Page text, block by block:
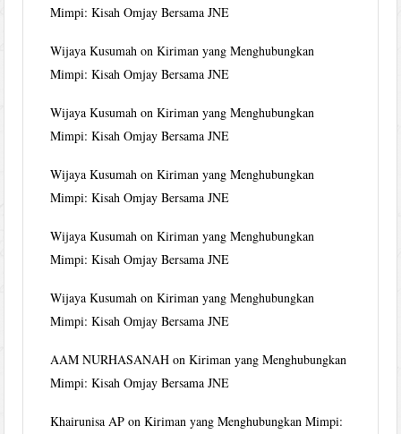
Mimpi: Kisah Omjay Bersama JNE
Wijaya Kusumah onKiriman yang Menghubungkan
Mimpi: Kisah Omjay Bersama JNE
Wijaya Kusumah onKiriman yang Menghubungkan
Mimpi: Kisah Omjay Bersama JNE
Wijaya Kusumah onKiriman yang Menghubungkan
Mimpi: Kisah Omjay Bersama JNE
Wijaya Kusumah onKiriman yang Menghubungkan
Mimpi: Kisah Omjay Bersama JNE
Wijaya Kusumah onKiriman yang Menghubungkan
Mimpi: Kisah Omjay Bersama JNE
AAM NURHASANAH onKiriman yang Menghubungkan
Mimpi: Kisah Omjay Bersama JNE
Khairunisa AP onKiriman yang Menghubungkan Mimpi: